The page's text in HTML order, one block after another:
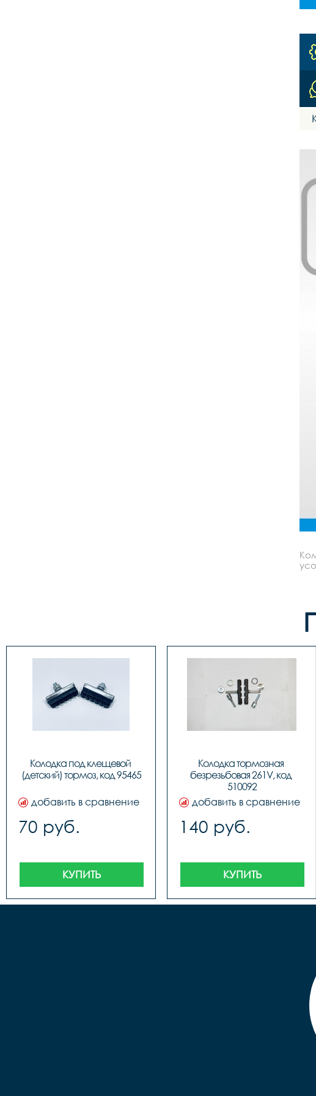
Колодка под клещевой
(детский) тормоз, код 95465
добавить в сравнение
70 руб.
КУПИТЬ
Колодка тормозная
безрезьбовая 261V, код
510092
добавить в сравнение
140 руб.
КУПИТЬ